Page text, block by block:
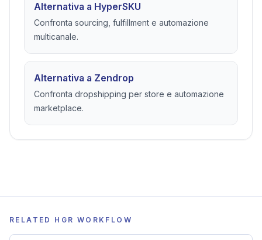
Alternativa a HyperSKU
Confronta sourcing, fulfillment e automazione
multicanale.
Alternativa a Zendrop
Confronta dropshipping per store e automazione
marketplace.
RELATED HGR WORKFLOW